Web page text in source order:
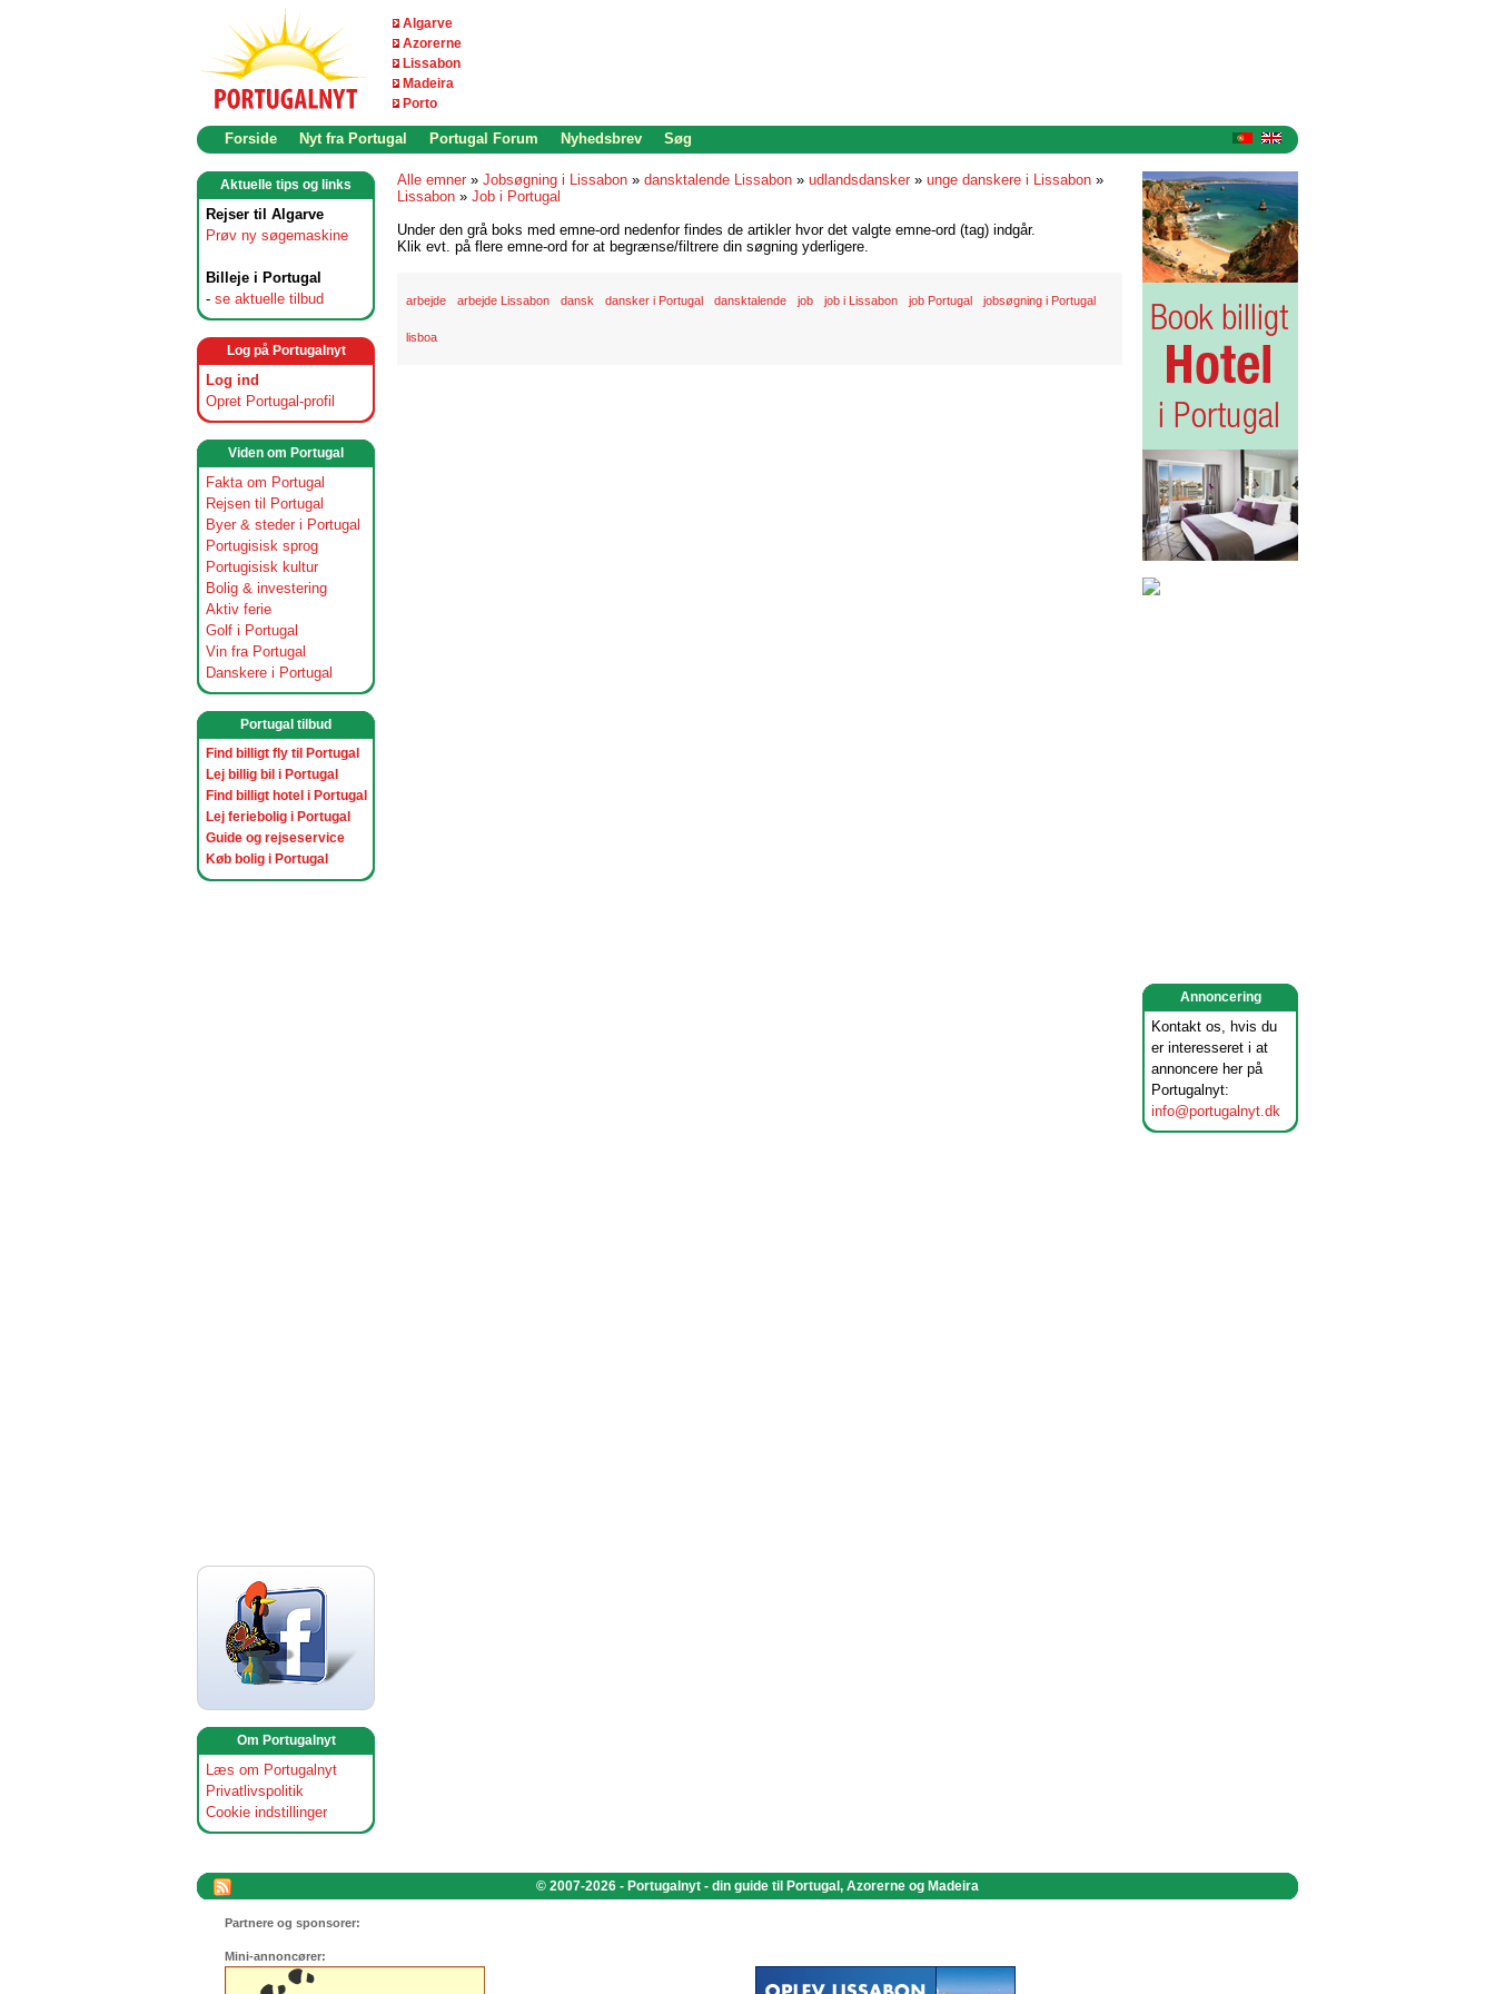
Algarve
Azorerne
Lissabon
Madeira
Porto
Forside Nyt fra Portugal Portugal Forum Nyhedsbrev Søg
Annoncering
Kontakt os, hvis du
er interesseret i at
annoncere her på
Portugalnyt:
info@portugalnyt.dk
Aktuelle tips og links
Rejser til Algarve
Prøv ny søgemaskine
Billeje i Portugal
- se aktuelle tilbud
Log på Portugalnyt
Log ind
Opret Portugal-profil
Viden om Portugal
Fakta om Portugal
Rejsen til Portugal
Byer & steder i Portugal
Portugisisk sprog
Portugisisk kultur
Bolig & investering
Aktiv ferie
Golf i Portugal
Vin fra Portugal
Danskere i Portugal
Portugal tilbud
Find billigt fly til Portugal
Lej billig bil i Portugal
Find billigt hotel i Portugal
Lej feriebolig i Portugal
Guide og rejseservice
Køb bolig i Portugal
Om Portugalnyt
Læs om Portugalnyt
Privatlivspolitik
Cookie indstillinger
Alle emner » Jobsøgning i Lissabon » dansktalende Lissabon » udlandsdansker » unge danskere i Lissabon »
Lissabon » Job i Portugal
Under den grå boks med emne-ord nedenfor findes de artikler hvor det valgte emne-ord (tag) indgår.
Klik evt. på flere emne-ord for at begrænse/filtrere din søgning yderligere.
arbejde arbejde Lissabon dansk dansker i Portugal dansktalende job job i Lissabon job Portugal jobsøgning i Portugal
lisboa
© 2007-2026 - Portugalnyt - din guide til Portugal, Azorerne og Madeira
Partnere og sponsorer:
Mini-annoncører: